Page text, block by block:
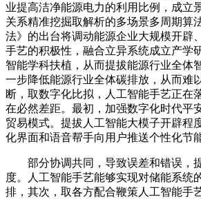
业提高洁净能源电力的利用比例，成立
关系精准挖掘取解析的多场景多周期算
法》的出台将调动能源企业大规模开辟
手艺的积极性，融合立异系统成立产学
智能学科扶植，从而提拔能源行业全体
一步降低能源行业全体碳排放，从而难
断，取数字化比拟，人工智能手艺正在
在必然差距。最初，加强数字化时代平
贸易模式。提拔人工智能大模子开辟程
化界面和语音帮手向用户推送个性化节
部分协调共同，导致误差和错误，提
度。人工智能手艺能够实现对储能系统
排，其次，取各方配合鞭策人工智能手